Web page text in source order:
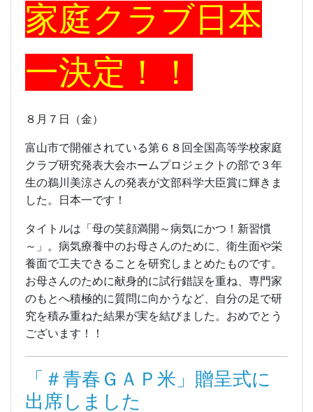
家庭クラブ日本
一決定！！
８月７日（金）
富山市で開催されている第６８回全国高等学校家庭
クラブ研究発表大会ホームプロジェクトの部で３年
生の鵜川美涼さんの発表が文部科学大臣賞に輝きま
した。日本一です！
タイトルは「母の笑顔満開～病気にかつ！新習慣
～」。病気療養中のお母さんのために、衛生面や栄
養面で工夫できることを研究しまとめたものです。
お母さんのために献身的に試行錯誤を重ね、専門家
のもとへ積極的に質問に向かうなど、自分の足で研
究を積み重ねた結果が実を結びました。おめでとう
ございます！！
「＃青春ＧＡＰ米」贈呈式に
出席しました